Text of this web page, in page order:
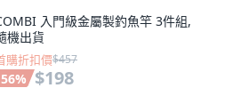
入門級金屬製釣魚竿 3件組,
機出貨
購折扣價$457
56% $198